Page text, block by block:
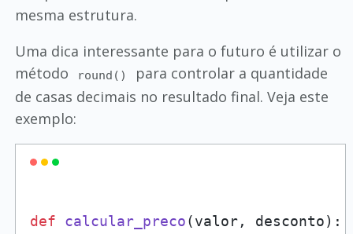
mesma estrutura.
Uma dica interessante para o futuro é utilizar o
método
round()
para controlar a quantidade
de casas decimais no resultado final. Veja este
exemplo:
def calcular_preco(valor, desconto):